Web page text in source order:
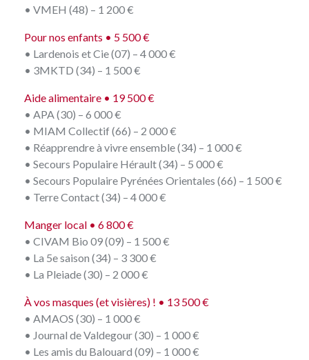
• VMEH (48) – 1 200 €
Pour nos enfants • 5 500 €
• Lardenois et Cie (07) – 4 000 €
• 3MKTD (34) – 1 500 €
Aide alimentaire • 19 500 €
• APA (30) – 6 000 €
• MIAM Collectif (66) – 2 000 €
• Réapprendre à vivre ensemble (34) – 1 000 €
• Secours Populaire Hérault (34) – 5 000 €
• Secours Populaire Pyrénées Orientales (66) – 1 500 €
• Terre Contact (34) – 4 000 €
Manger local • 6 800 €
• CIVAM Bio 09 (09) – 1 500 €
• La 5e saison (34) – 3 300 €
• La Pleiade (30) – 2 000 €
À vos masques (et visières) ! • 13 500 €
• AMAOS (30) – 1 000 €
• Journal de Valdegour (30) – 1 000 €
• Les amis du Balouard (09) – 1 000 €